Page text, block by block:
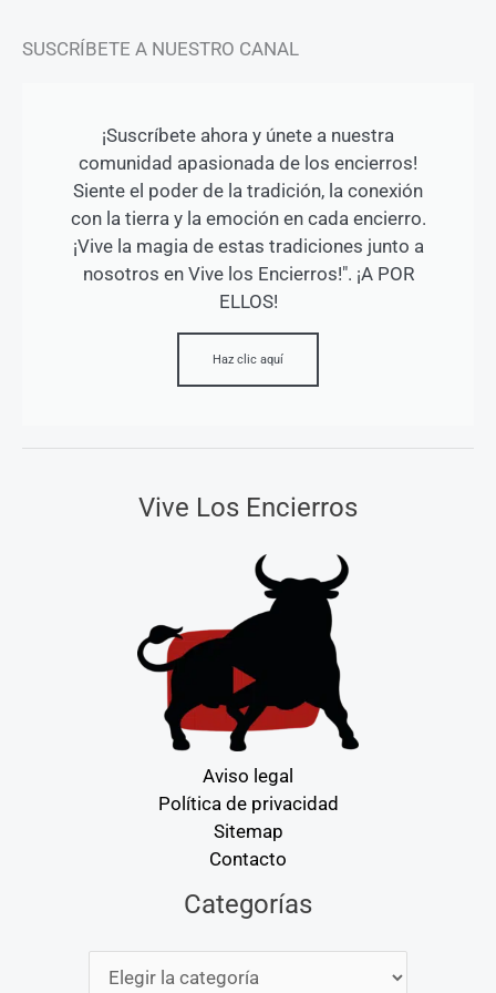
SUSCRÍBETE A NUESTRO CANAL
¡Suscríbete ahora y únete a nuestra
comunidad apasionada de los encierros!
Siente el poder de la tradición, la conexión
con la tierra y la emoción en cada encierro.
¡Vive la magia de estas tradiciones junto a
nosotros en Vive los Encierros!". ¡A POR
ELLOS!
Haz clic aquí
Vive Los Encierros
Aviso legal
Política de privacidad
Sitemap
Contacto
Categorías